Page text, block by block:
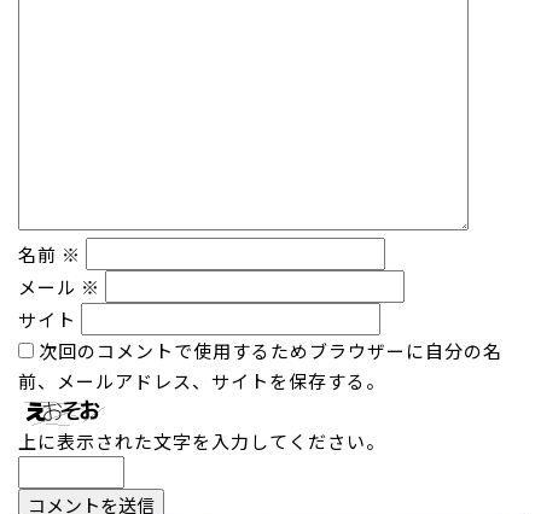
名前 ※
メール ※
サイト
次回のコメントで使用するためブラウザーに自分の名
前、メールアドレス、サイトを保存する。
上に表示された文字を入力してください。